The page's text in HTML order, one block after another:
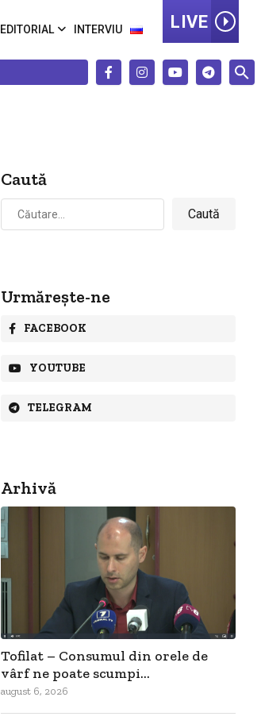
EDITORIAL INTERVIU LIVE
Caută
Caută
după:
Urmărește-ne
FACEBOOK
YOUTUBE
TELEGRAM
Arhivă
Tofilat – Consumul din orele de
vârf ne poate scumpi...
august 6, 2026